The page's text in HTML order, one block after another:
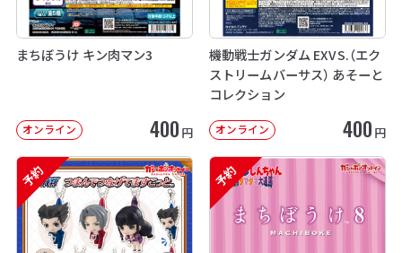
まちぼうけ キン肉マン3
オンライン 400 円
機動戦士ガンダム EXVS.（エク
ストリームバーサス） あそーと
コレクション
オンライン 400 円
予約 予約